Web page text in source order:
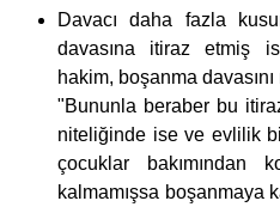
Davacı daha fazla
davasına itiraz etmiş
hakim, boşanma
"Bununla beraber bu
niteliğinde ise ve evlilik
çocuklar bakımından
kalmamışsa boşanmaya